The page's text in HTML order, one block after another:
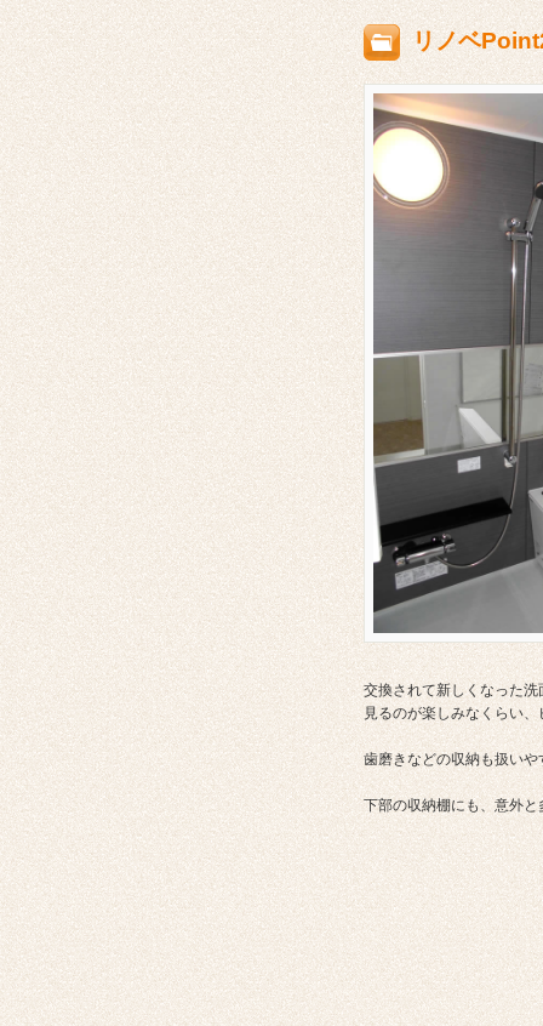
リノベ
交換されて新しくなった
見るのが楽しみなくらい
歯磨きなどの収納も扱い
下部の収納棚にも、意外